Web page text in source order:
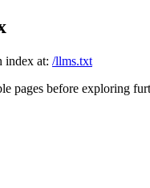
index at: /llms.txt
pages before exploring